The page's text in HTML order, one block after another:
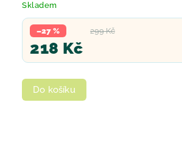
Skladem
299 Kč
–27 %
218 Kč
Do košíku